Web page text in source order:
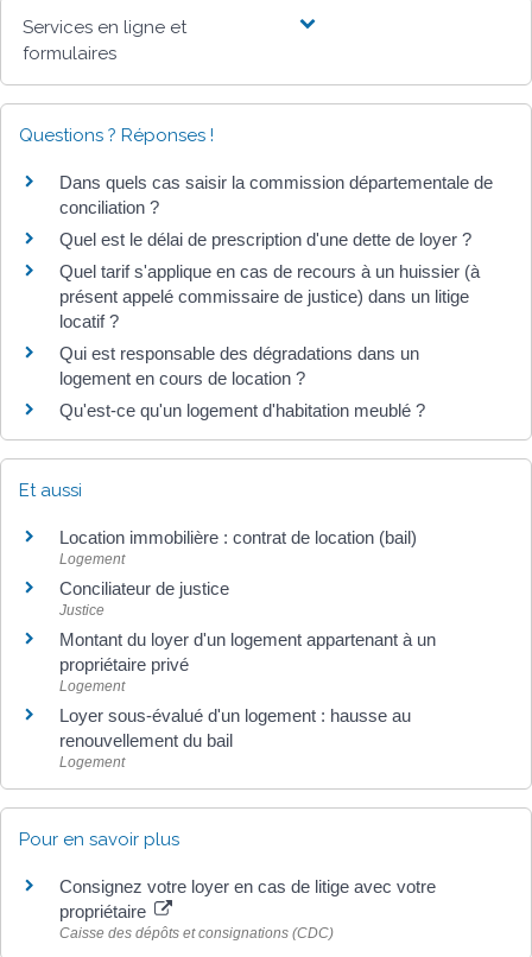
Services en ligne et
formulaires
Questions ? Réponses !
Dans quels cas saisir la commission départementale de
conciliation ?
Quel est le délai de prescription d'une dette de loyer ?
Quel tarif s'applique en cas de recours à un huissier (à
présent appelé commissaire de justice) dans un litige
locatif ?
Qui est responsable des dégradations dans un
logement en cours de location ?
Qu'est-ce qu'un logement d'habitation meublé ?
Et aussi
Location immobilière : contrat de location (bail)
Logement
Conciliateur de justice
Justice
Montant du loyer d'un logement appartenant à un
propriétaire privé
Logement
Loyer sous-évalué d'un logement : hausse au
renouvellement du bail
Logement
Pour en savoir plus
Consignez votre loyer en cas de litige avec votre
propriétaire
Caisse des dépôts et consignations (CDC)